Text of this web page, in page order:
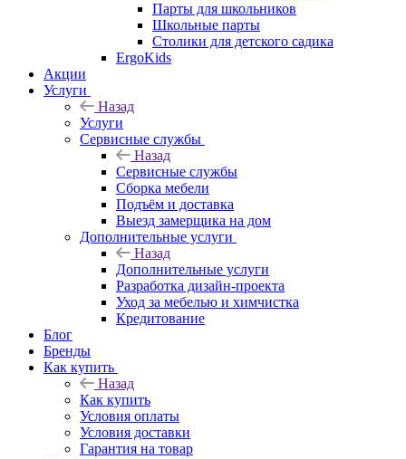
Парты для школьников
Школьные парты
Столики для детского садика
ErgoKids
Акции
Услуги
Назад
Услуги
Сервисные службы
Назад
Сервисные службы
Сборка мебели
Подъём и доставка
Выезд замерщика на дом
Дополнительные услуги
Назад
Дополнительные услуги
Разработка дизайн-проекта
Уход за мебелью и химчистка
Кредитование
Блог
Бренды
Как купить
Назад
Как купить
Условия оплаты
Условия доставки
Гарантия на товар